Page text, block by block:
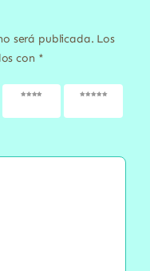
será publicada. Los
con *
4 de 5
5 de 5